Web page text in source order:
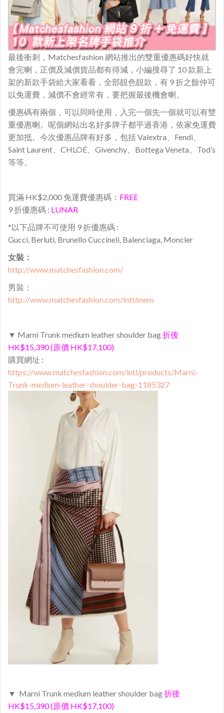
最後衝刺， Matchesfashion 網站推出的雙重優惠碼好快就
會完喇，正價及減價貨品都有得減，小編搜尋了 10 款新上
架的新款手袋給大家看看，全部靚色靚款，有 9 折之餘仲可
以免運費，減價不會經常有，要把握最後機會喇。
優惠碼有兩個，可以同時使用，入完一個先一個就可以有雙
重優惠喇。呢個網站出名好多牌子都平過香港，依家免運費
更加抵。今次優惠品牌有好多，包括 Valextra、 Fendi、
Saint Laurent、CHLOÉ、Givenchy、Bottega Veneta、Tod’s
等等。
買滿 HK$2,000 免運費優惠碼： FREE
9 折優惠碼 : LUNAR
*以下品牌不可使用 9 折優惠碼 :
Gucci, Berluti, Brunello Cuccineli, Balenciaga, Moncler
女裝：
http://www.matchesfashion.com/
男裝：
http://www.matchesfashion.com/intl/mens
▼ Marni Trunk medium leather shoulder bag折後
HK$15,390 (原價 HK$17,100)
購買網址 :
https://www.matchesfashion.com/intl/products/Marni-
Trunk-medium-leather-shoulder-bag-1185327
▼ Marni Trunk medium leather shoulder bag折後
HK$15,390 (原價 HK$17,100)